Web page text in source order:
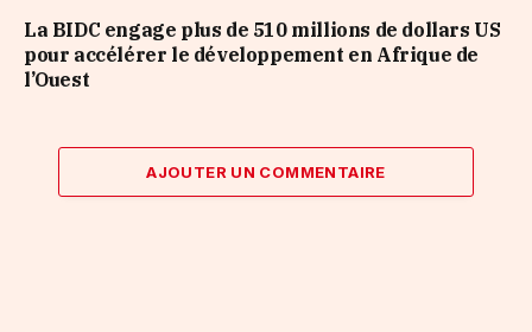
La BIDC engage plus de 510 millions de dollars US
pour accélérer le développement en Afrique de
l’Ouest
AJOUTER UN COMMENTAIRE